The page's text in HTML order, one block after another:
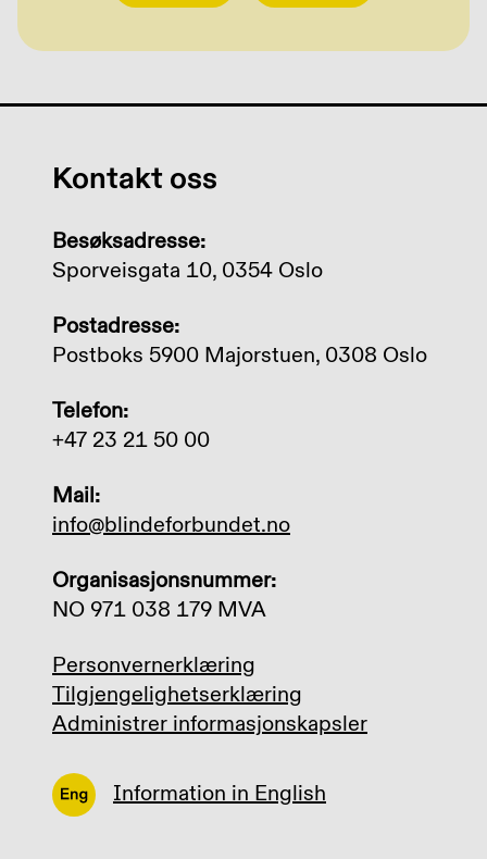
Kontakt oss
Besøksadresse:
Sporveisgata 10, 0354 Oslo
Postadresse:
Postboks 5900 Majorstuen, 0308 Oslo
Telefon:
+47 23 21 50 00
Mail:
info@blindeforbundet.no
Organisasjonsnummer:
NO 971 038 179 MVA
Personvernerklæring
Tilgjengelighetserklæring
Administrer informasjonskapsler
Information in English